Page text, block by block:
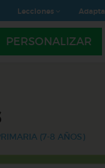
Lecciones Adapta
PERSONALIZAR
(7-8 AÑOS)